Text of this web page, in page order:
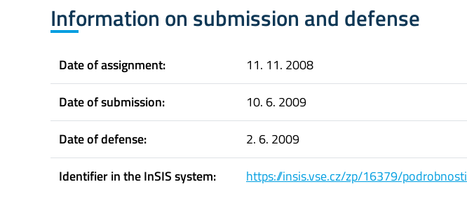
Information on submission and defense
Date of assignment:
11. 11. 2008
Date of submission:
10. 6. 2009
Date of defense:
2. 6. 2009
Identifier in the InSIS system:
https://insis.vse.cz/zp/16379/podrobnosti